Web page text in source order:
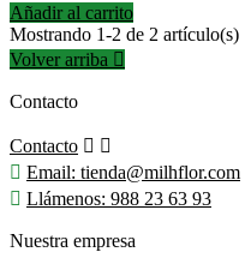
Añadir al carrito
Mostrando 1-2 de 2 artículo(s)
Volver arriba 
Contacto
Contacto  
 Email: tienda@milhflor.com
 Llámenos: 988 23 63 93
Nuestra empresa